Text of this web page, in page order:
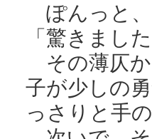
ぽんっと、
「驚きま
その薄仄か
子が少しの
っさりと手